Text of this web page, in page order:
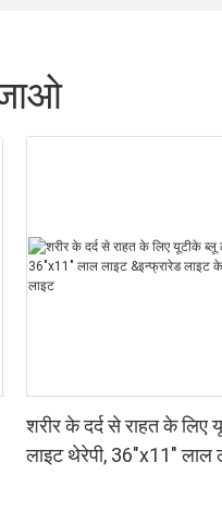
शरीर के दर्द से राहत के लिए
लाइट थेरेपी, 36"x11" लाल